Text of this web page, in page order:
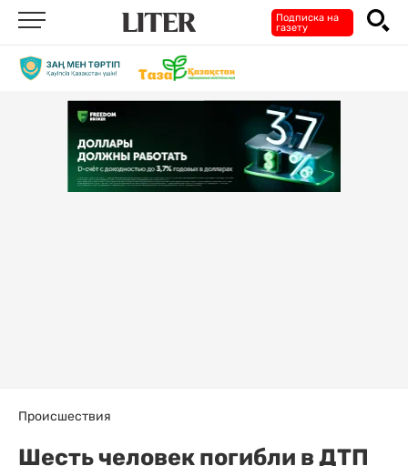
Подписка на
газету
Происшествия
Шесть человек погибли в ДТП